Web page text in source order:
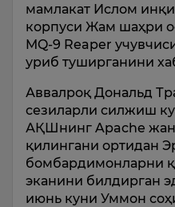
мамлакат Ислом
корпуси Жам шаҳри
MQ-9 Reaper
уриб туширганини
Аввалроқ Дональд
сезиларли силжиш
АҚШнинг Apache
қилингани ортидан
бомбардимонларни
эканини билдирган
июнь куни Уммон